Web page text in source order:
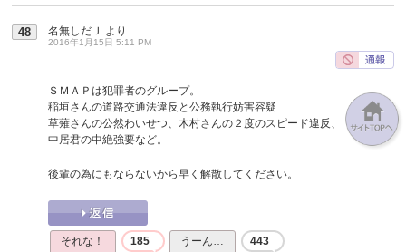
48 名無しだＪ より
2016年1月15日 5:11 PM
ＳＭＡＰは犯罪者のグループ。
稲垣さんの道路交通法違反と公務執行妨害容疑
草薙さんの公然わいせつ、木村さんの２度のスピード違反、
中居君の中絶強要など。
後輩の為にもならないから早く解散してください。
それな！ 185 うーん… 443